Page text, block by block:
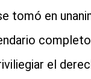
tomó en
el